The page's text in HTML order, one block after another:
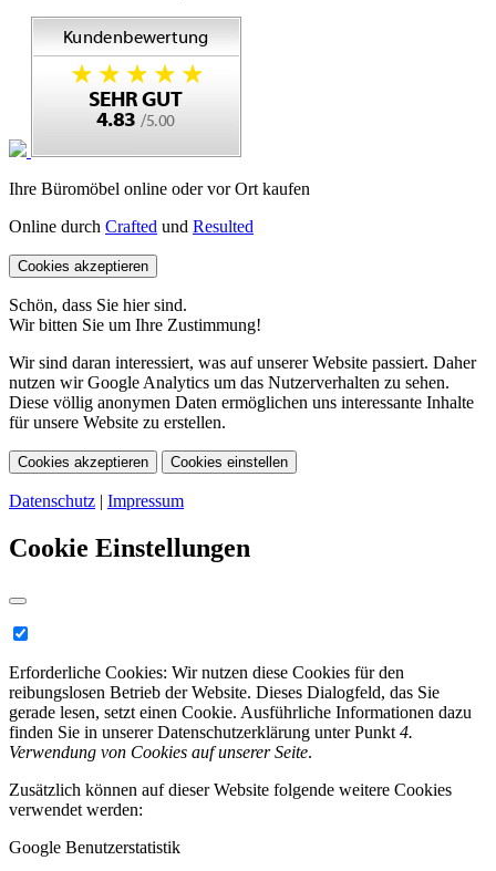
Ihre Büromöbel online oder vor Ort kaufen
Online durch Crafted und Resulted
Cookies akzeptieren
Schön, dass Sie hier sind.
Wir bitten Sie um Ihre Zustimmung!
Wir sind daran interessiert, was auf unserer Website passiert. Daher
nutzen wir Google Analytics um das Nutzerverhalten zu sehen.
Diese völlig anonymen Daten ermöglichen uns interessante Inhalte
für unsere Website zu erstellen.
Cookies akzeptieren Cookies einstellen
Datenschutz | Impressum
Cookie Einstellungen
Erforderliche Cookies: Wir nutzen diese Cookies für den
reibungslosen Betrieb der Website. Dieses Dialogfeld, das Sie
gerade lesen, setzt einen Cookie. Ausführliche Informationen dazu
finden Sie in unserer Datenschutzerklärung unter Punkt 4.
Verwendung von Cookies auf unserer Seite.
Zusätzlich können auf dieser Website folgende weitere Cookies
verwendet werden:
Google Benutzerstatistik